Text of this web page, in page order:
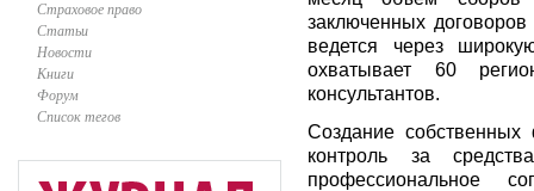
Страховое право
Статьи
Новости
Книги
Форум
Список тегов
заключенных договоров
ведется через
охватывает 60
консультантов.
Создание
контроль за
профессиональное